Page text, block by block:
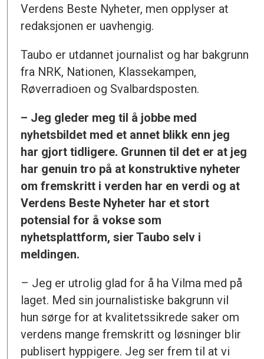
Verdens Beste Nyheter, men opplyser at
redaksjonen er uavhengig.
Taubo er utdannet journalist og har bakgrunn
fra NRK, Nationen, Klassekampen,
Røverradioen og Svalbardsposten.
– Jeg gleder meg til å jobbe med
nyhetsbildet med et annet blikk enn jeg
har gjort tidligere. Grunnen til det er at jeg
har genuin tro på at konstruktive nyheter
om fremskritt i verden har en verdi og at
Verdens Beste Nyheter har et stort
potensial for å vokse som
nyhetsplattform, sier Taubo selv i
meldingen.
– Jeg er utrolig glad for å ha Vilma med på
laget. Med sin journalistiske bakgrunn vil
hun sørge for at kvalitetssikrede saker om
verdens mange fremskritt og løsninger blir
publisert hyppigere. Jeg ser frem til at vi